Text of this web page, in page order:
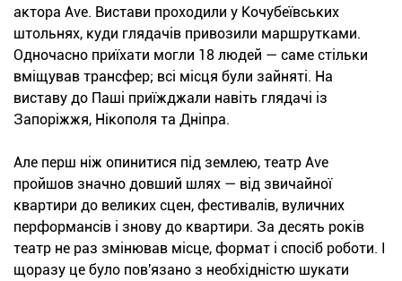
актора Ave. Вистави проходили у Кочубеївських
штольнях, куди глядачів привозили маршрутками.
Одночасно приїхати могли 18 людей — саме стільки
вміщував трансфер; всі місця були зайняті. На
виставу до Паші приїжджали навіть глядачі із
Запоріжжя, Нікополя та Дніпра.
Але перш ніж опинитися під землею, театр Ave
пройшов значно довший шлях — від звичайної
квартири до великих сцен, фестивалів, вуличних
перформансів і знову до квартири. За десять років
театр не раз змінював місце, формат і спосіб роботи. І
щоразу це було пов'язано з необхідністю шукати